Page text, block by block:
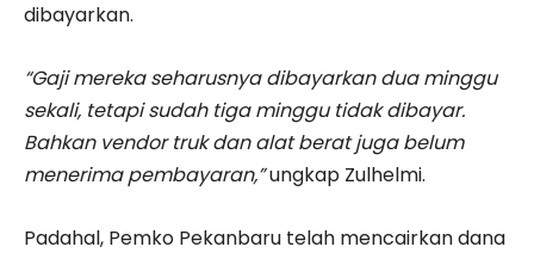
dibayarkan.
“Gaji mereka seharusnya dibayarkan dua minggu
sekali, tetapi sudah tiga minggu tidak dibayar.
Bahkan vendor truk dan alat berat juga belum
menerima pembayaran,”ungkap Zulhelmi.
Padahal, Pemko Pekanbaru telah mencairkan dana